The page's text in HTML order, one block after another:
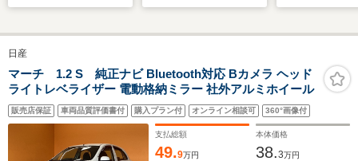
ー/エマージェンシー
ブレーキ/シートヒー
ター/車線逸脱防止支
援システム/シート 合
皮/プロパイロット/ヘ
ッドランプ LED
ウンドビューモニタ
トヒーター/エマージ
ェンシーブレーキ/プ
ロパイロット/電動パ
ーキングブレーキ/ア
ダプティブLEDライト
LDA アイド
ンサー
HUD シート
ー ステアリ
ッチ LEDヘ
日産
マーチ 1.2 S 純正ナビ Bluetooth対応 Bカメラ ヘッド
ライトレベライザー 電動格納ミラー 社外アルミホイール
販売店保証 車両品質評価書付 購入プラン付 オンライン相談可 360°画像付
支払総額
49.9万円
本体価格
38.3万円